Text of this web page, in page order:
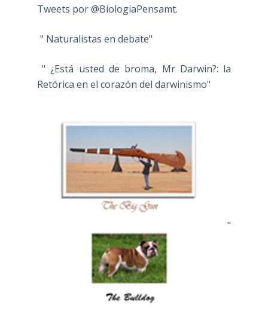
Tweets por @BiologiaPensamt.
" Naturalistas en debate"
" ¿Está usted de broma, Mr Darwin?: la
Retórica en el corazón del darwinismo"
"